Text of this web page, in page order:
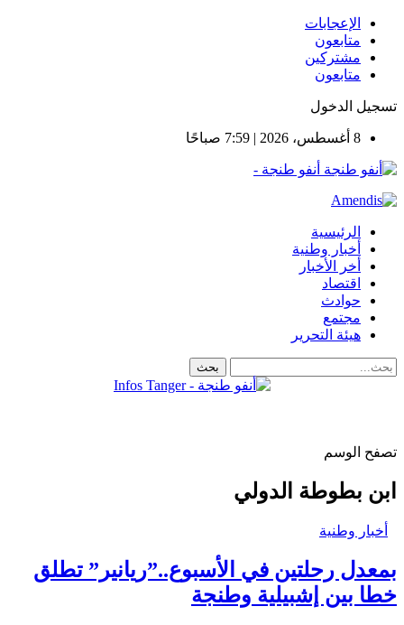
الإعجابات
متابعون
مشتركين
متابعون
تسجيل الدخول
8 أغسطس، 2026 | 7:59 صباحًا
أنفو طنجة -
الرئيسية
أخبار وطنية
أخر الأخبار
اقتصاد
حوادث
مجتمع
هيئة التحرير
تصفح الوسم
ابن بطوطة الدولي
أخبار وطنية
بمعدل رحلتين في الأسبوع..”ريانير” تطلق
خطا بين إشبيلية وطنجة